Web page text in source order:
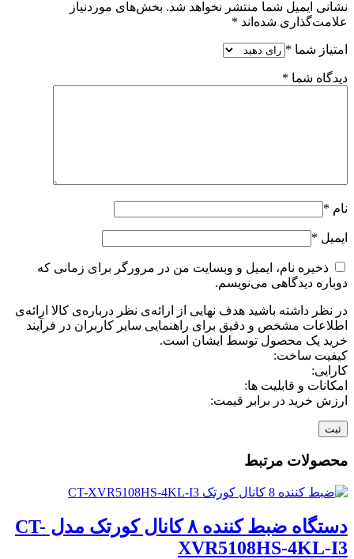
نشانی ایمیل شما منتشر نخواهد شد. بخش‌های موردنیاز
علامت‌گذاری شده‌اند *
امتیاز شما *
دیدگاه شما *
نام *
ایمیل *
ذخیره نام، ایمیل و وبسایت من در مرورگر برای زمانی که
دوباره دیدگاهی می‌نویسم.
در نظر داشته باشید هدف نهایی از ارائه‌ی نظر درباره‌ی کالا ارائه‌ی
اطلاعات مشخص و دقیق برای راهنمایی سایر کاربران در فرآیند
خرید یک محصول توسط ایشان است.
کیفیت ساخت:
کارایی:
امکانات و قابلیت ها:
ارزش خرید در برابر قیمت:
محصولات مرتبط
دستگاه ضبط کننده ۸ کانال کورتک مدل CT-
XVR5108HS-4KL-I3